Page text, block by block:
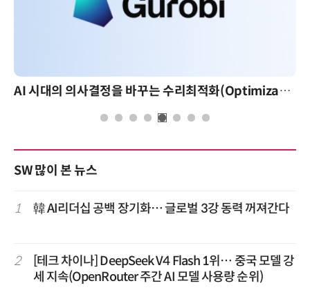
AI 시대의 의사결정을 바꾸는 수리최적화(Optimization): 실제 산업 적용 사례와 활용 전략
SW 많이 본 뉴스
1 韓 AI리더십 공백 장기화… 글로벌 3강 동력 꺼져간다
2
[테크 차이나] DeepSeek V4 Flash 1위… 중국 모델 강
세 지속(OpenRouter 주간 AI 모델 사용량 순위)